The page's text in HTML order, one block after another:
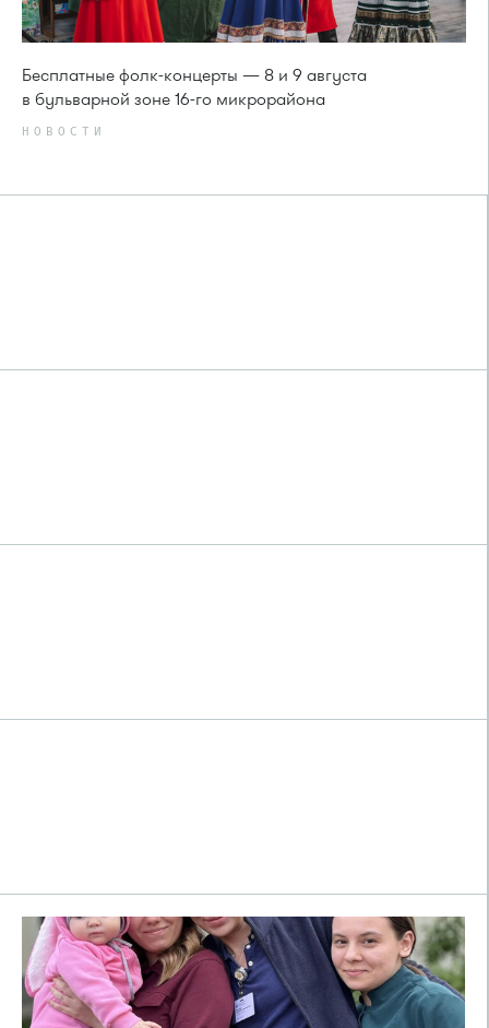
Бесплатные фолк-концерты — 8 и 9 августа
в бульварной зоне 16-го микрорайона
НОВОСТИ